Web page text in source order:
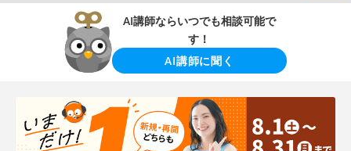
AI講師ならいつでも相談可能で
す！
AI講師に聞く